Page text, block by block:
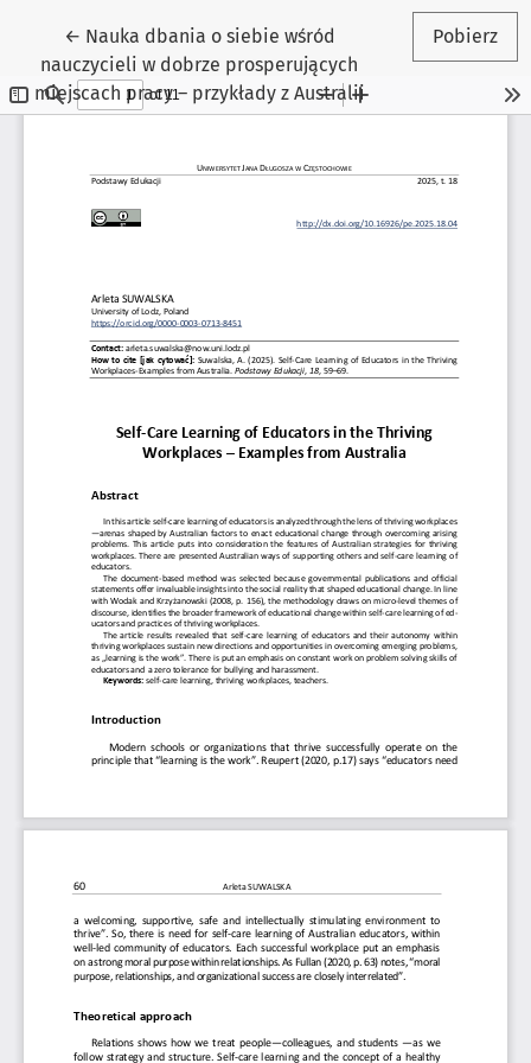
← Wróć do szczegółów artykułu
Nauka dbania o siebie wśród
nauczycieli w dobrze prosperujących
miejscach pracy – przykłady z Australii
Pobierz